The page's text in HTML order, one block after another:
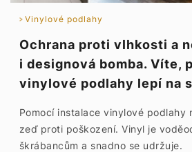
Vinylové podlahy
Ochrana proti vlhkosti a
i designová bomba. Víte,
vinylové podlahy lepí na
Pomocí instalace vinylové podlahy
zeď proti poškození. Vinyl je
škrábancům a snadno se udržuje.